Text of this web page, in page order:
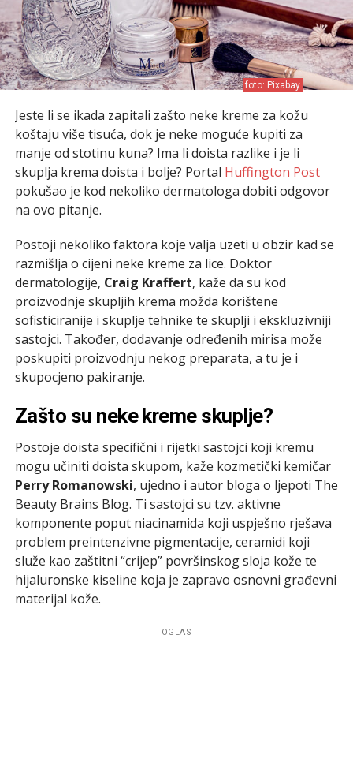
foto: Pixabay
Jeste li se ikada zapitali zašto neke kreme za kožu
koštaju više tisuća, dok je neke moguće kupiti za
manje od stotinu kuna? Ima li doista razlike i je li
skuplja krema doista i bolje? Portal Huffington Post
pokušao je kod nekoliko dermatologa dobiti odgovor
na ovo pitanje.
Postoji nekoliko faktora koje valja uzeti u obzir kad se
razmišlja o cijeni neke kreme za lice. Doktor
dermatologije, Craig Kraffert, kaže da su kod
proizvodnje skupljih krema možda korištene
sofisticiranije i skuplje tehnike te skuplji i ekskluzivniji
sastojci. Također, dodavanje određenih mirisa može
poskupiti proizvodnju nekog preparata, a tu je i
skupocjeno pakiranje.
Zašto su neke kreme skuplje?
Postoje doista specifični i rijetki sastojci koji kremu
mogu učiniti doista skupom, kaže kozmetički kemičar
Perry Romanowski, ujedno i autor bloga o ljepoti The
Beauty Brains Blog. Ti sastojci su tzv. aktivne
komponente poput niacinamida koji uspješno rješava
problem preintenzivne pigmentacije, ceramidi koji
služe kao zaštitni “crijep” površinskog sloja kože te
hijaluronske kiseline koja je zapravo osnovni građevni
materijal kože.
OGLAS